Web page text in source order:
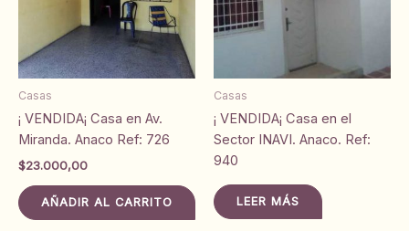
Casas
¡ VENDIDA¡ Casa en Av.
Miranda. Anaco Ref: 726
$23.000,00
AÑADIR AL CARRITO
Casas
¡ VENDIDA¡ Casa en el
Sector INAVI. Anaco. Ref:
940
LEER MÁS